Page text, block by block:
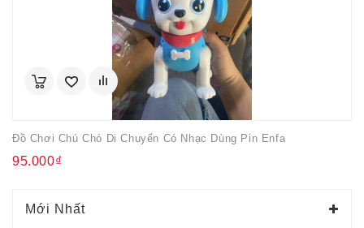
Đồ Chơi Chú Chó Di Chuyển Có Nhạc Dùng Pin Enfa
95.000₫
Mới Nhất